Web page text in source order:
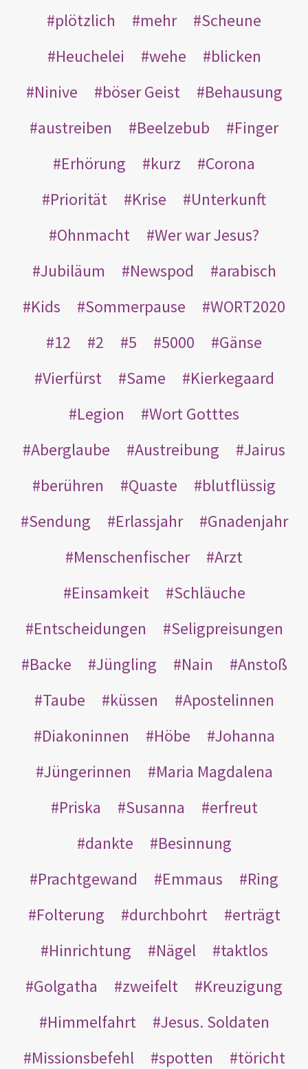
plötzlich mehr
Scheune
Heuchelei
wehe
blicken
Ninive
böser Geist
Behausung
austreiben
Beelzebub
Finger
Erhörung
kurz
Corona
Priorität
Krise
Unterkunft
Ohnmacht
Wer war Jesus?
Jubiläum
Newspod
arabisch
Kids
Sommerpause
WORT2020
12
2 5 5000
Gänse
Vierfürst
Same
Kierkegaard
Legion
Wort Gotttes
Aberglaube
Austreibung
Jairus
berühren
Quaste
blutflüssig
Sendung
Erlassjahr
Gnadenjahr
Menschenfischer
Arzt
Einsamkeit
Schläuche
Entscheidungen
Seligpreisungen
Backe
Jüngling Nain
Anstoß
Taube
küssen
Apostelinnen
Diakoninnen
Höbe
Johanna
Jüngerinnen
Maria Magdalena
Priska
Susanna
erfreut
dankte
Besinnung
Prachtgewand
Emmaus
Ring
Folterung
durchbohrt
erträgt
Hinrichtung
Nägel
taktlos
Golgatha
zweifelt
Kreuzigung
Himmelfahrt
Jesus. Soldaten
Missionsbefehl
spotten
töricht